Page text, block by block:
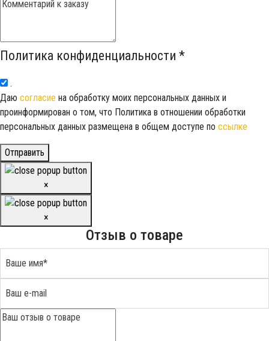
Политика конфиденциальности *
.
Даю согласие на обработку моих персональных данных и
проинформирован о том, что Политика в отношении обработки
персональных данных размещена в общем доступе по ссылке
Отправить
×
×
Отзыв о товаре